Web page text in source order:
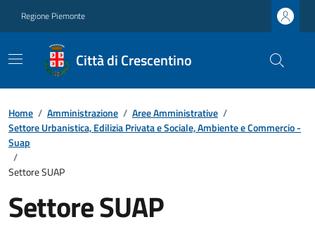
Regione Piemonte
Città di Crescentino
Home / Amministrazione / Aree Amministrative /
Settore Urbanistica, Edilizia Privata e Sociale, Ambiente e Commercio -
Suap
/
Settore SUAP
Settore SUAP